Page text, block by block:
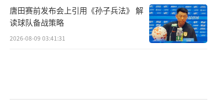
唐田赛前发布会上引用《孙子兵法》 解
读球队备战策略
2026-08-09 03:41:31